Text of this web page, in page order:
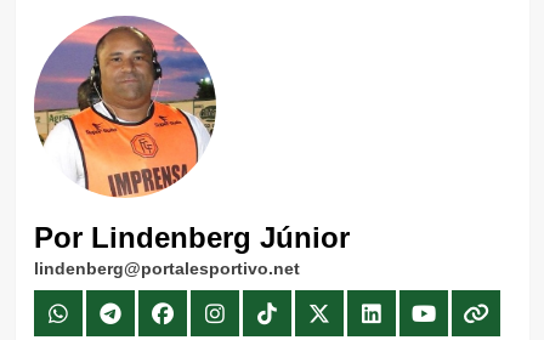
Por Lindenberg Júnior
lindenberg@portalesportivo.net